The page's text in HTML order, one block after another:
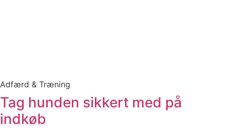
Adfærd & Træning
Tag hunden sikkert med på
indkøb